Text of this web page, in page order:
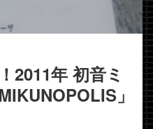
2011年 初音ミ
」